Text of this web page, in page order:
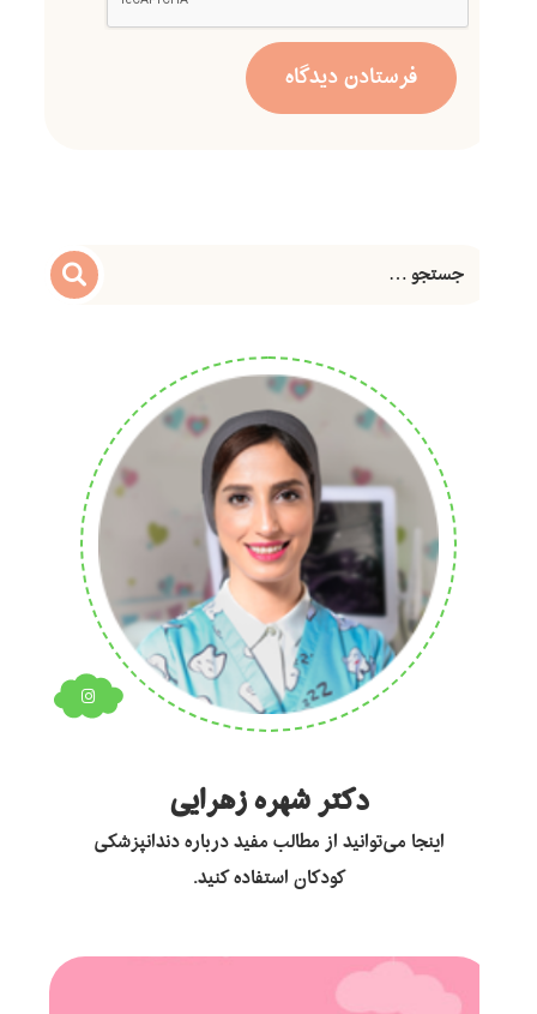
دکتر شهره زهرایی
اینجا می‌توانید از مطالب مفید درباره دندانپزشکی
کودکان استفاده کنید.